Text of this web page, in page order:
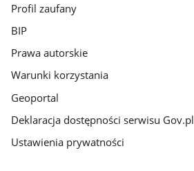
Profil zaufany
BIP
Prawa autorskie
Warunki korzystania
Geoportal
Deklaracja dostępności serwisu Gov.pl
Ustawienia prywatności